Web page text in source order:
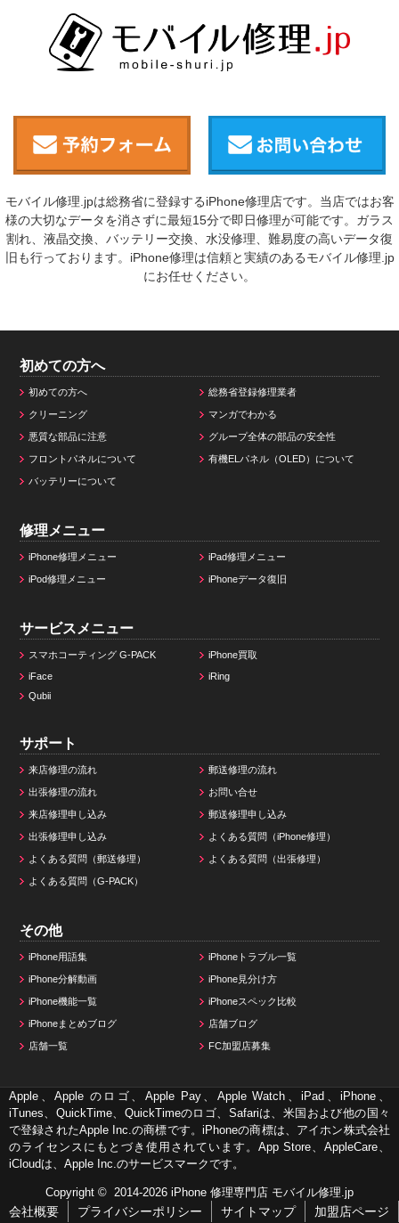
モバイル修理.jpは総務省に登録するiPhone修理店です。当店ではお客
様の大切なデータを消さずに最短15分で即日修理が可能です。ガラス
割れ、液晶交換、バッテリー交換、水没修理、難易度の高いデータ復
旧も行っております。iPhone修理は信頼と実績のあるモバイル修理.jp
にお任せください。
初めての方へ
初めての方へ 総務省登録修理業者
クリーニング マンガでわかる
悪質な部品に注意 グループ全体の部品の安全性
フロントパネルについて 有機ELパネル（OLED）について
バッテリーについて
修理メニュー
iPhone修理メニュー iPad修理メニュー
iPod修理メニュー iPhoneデータ復旧
サービスメニュー
スマホコーティング G-PACK
iPhone買取
iFace
iRing
Qubii
サポート
来店修理の流れ 郵送修理の流れ
出張修理の流れ お問い合せ
来店修理申し込み 郵送修理申し込み
出張修理申し込み よくある質問（iPhone修理）
よくある質問（郵送修理） よくある質問（出張修理）
よくある質問（G-PACK）
その他
iPhone用語集 iPhoneトラブル一覧
iPhone分解動画 iPhone見分け方
iPhone機能一覧 iPhoneスペック比較
iPhoneまとめブログ 店舗ブログ
店舗一覧 FC加盟店募集
Apple、Apple のロゴ、Apple Pay、Apple Watch、iPad、iPhone、
iTunes、QuickTime、QuickTimeのロゴ、Safariは、米国および他の国々
で登録されたApple Inc.の商標です。iPhoneの商標は、アイホン株式会社
のライセンスにもとづき使用されています。App Store、AppleCare、
iCloudは、Apple Inc.のサービスマークです。
Copyright © 2014-2026 iPhone 修理専門店 モバイル修理.jp
会社概要 プライバシーポリシー サイトマップ 加盟店ページ